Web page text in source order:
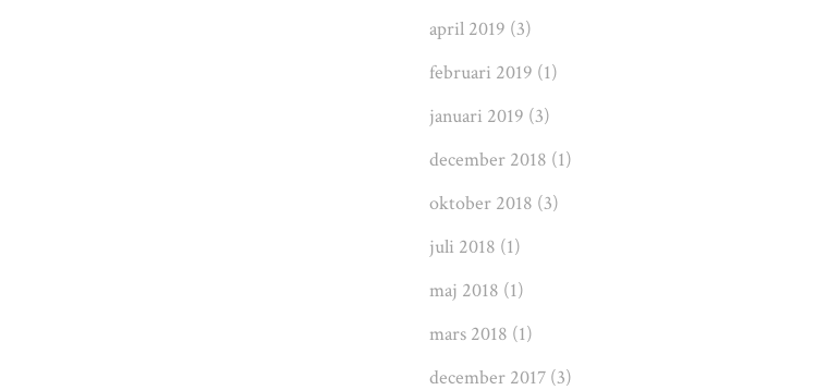
april 2019 (3)
februari 2019 (1)
januari 2019 (3)
december 2018 (1)
oktober 2018 (3)
juli 2018 (1)
maj 2018 (1)
mars 2018 (1)
december 2017 (3)